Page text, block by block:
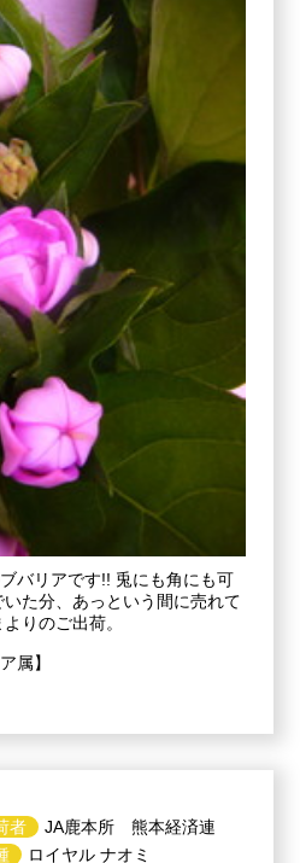
バリアです!! 兎にも角にも可
た分、あっという間に売れて
りのご出荷。
属】
者
JA鹿本所 熊本経済連
ロイヤル ナオミ